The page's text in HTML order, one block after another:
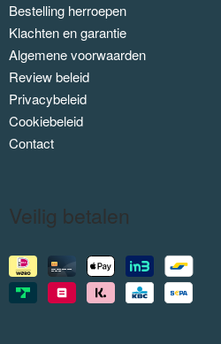
Bestelling herroepen
Klachten en garantie
Algemene voorwaarden
Review beleid
Privacybeleid
Cookiebeleid
Contact
Veilig betalen